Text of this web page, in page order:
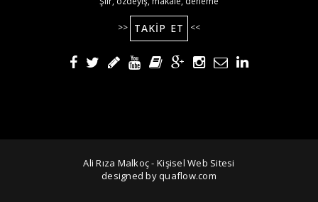
>> TAKIP ET <<
Ali Rıza Malkoç - Kişisel Web Sitesi
designed by quaflow.com